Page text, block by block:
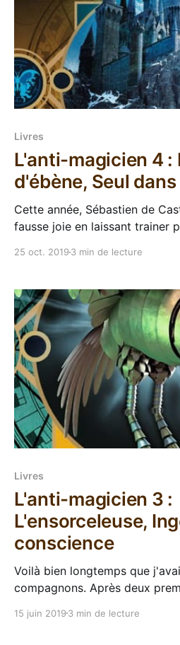
Livres
L'anti-magicien 4 :
d'ébène, Seul
Cette année, Sébastien de
fausse joie en laissant trainer
changé et
25 oct. 2019 3 min de lecture
Livres
L'anti-magicien 3 :
L'ensorceleuse,
conscience
Voilà bien longtemps que
compagnons. Après deux
publier la série chez nous et a
15 juin 2019 3 min de lecture